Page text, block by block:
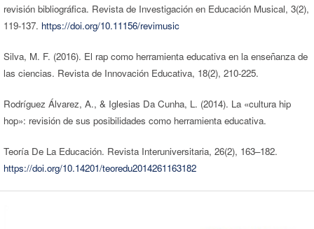
revisión bibliográfica. Revista de Investigación en Educación Musical, 3(2),
119-137. https://doi.org/10.11156/revimusic
Silva, M. F. (2016). El rap como herramienta educativa en la enseñanza de
las ciencias. Revista de Innovación Educativa, 18(2), 210-225.
Rodríguez Álvarez, A., & Iglesias Da Cunha, L. (2014). La «cultura hip
hop»: revisión de sus posibilidades como herramienta educativa.
Teoría De La Educación. Revista Interuniversitaria, 26(2), 163–182.
https://doi.org/10.14201/teoredu2014261163182